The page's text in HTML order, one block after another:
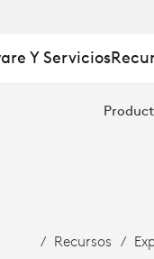
Y Servicios
Recursos